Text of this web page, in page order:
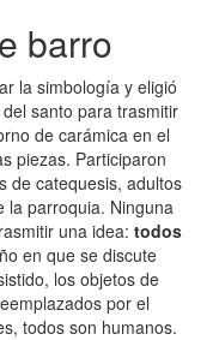
barro
la simbología y eligió
santo para trasmitir
de carámica en el
piezas. Participaron
de catequesis, adultos
la parroquia. Ninguna
una idea: todos
en que se discute
los objetos de
por el
todos son humanos.